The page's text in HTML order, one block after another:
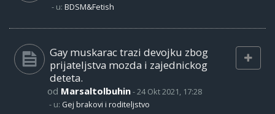
- u: BDSM&Fetish
Gay muskarac trazi devojku zbog
prijateljstva mozda i zajednickog
deteta.
od Marsaltolbuhin-24 Okt 2021, 17:28
- u: Gej brakovi i roditeljstvo